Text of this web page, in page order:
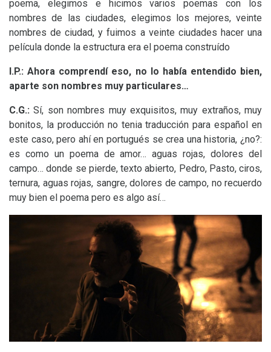
poema, elegimos e hicimos varios poemas con los
nombres de las ciudades, elegimos los mejores, veinte
nombres de ciudad, y fuimos a veinte ciudades hacer una
película donde la estructura era el poema construído
I.P.: Ahora comprendí eso, no lo había entendido bien,
aparte son nombres muy particulares…
C.G.:Sí, son nombres muy exquisitos, muy extraños, muy
bonitos, la producción no tenia traducción para español en
este caso, pero ahí en portugués se crea una historia, ¿no?:
es como un poema de amor… aguas rojas, dolores del
campo… donde se pierde, texto abierto, Pedro, Pasto, ciros,
ternura, aguas rojas, sangre, dolores de campo, no recuerdo
muy bien el poema pero es algo así…